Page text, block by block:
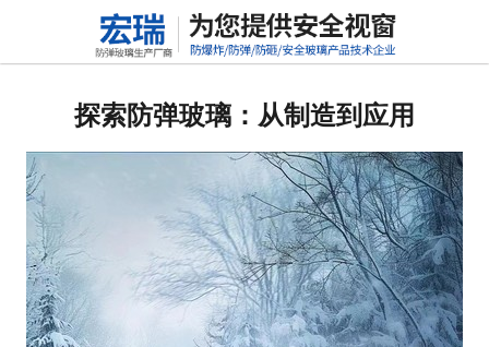
网站首页
新闻动态
行业标准
联系我们
探索防弹玻璃：从制造到应用